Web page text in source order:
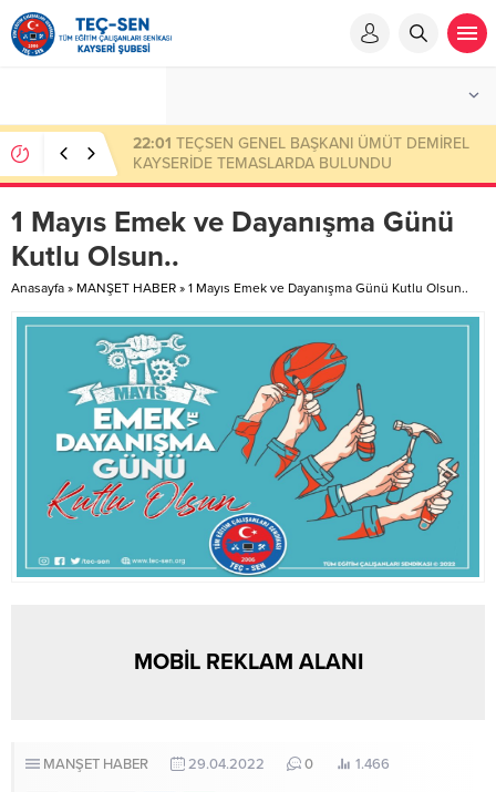
23:50 Eksik Ödenen Sendika Aidatının İade
Başvuru Evrakları
1 Mayıs Emek ve Dayanışma Günü
Kutlu Olsun..
Anasayfa » MANŞET HABER » 1 Mayıs Emek ve Dayanışma Günü Kutlu Olsun..
MOBİL REKLAM ALANI
MANŞET HABER 29.04.2022 0 1.466